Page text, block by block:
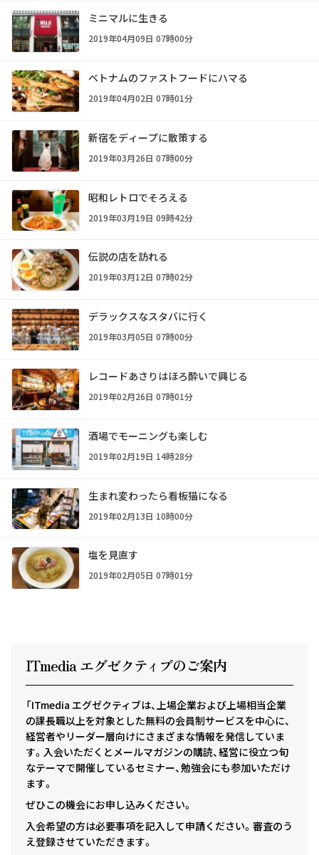
ミニマルに生きる
2019年04月09日 07時00分
ベトナムのファストフードにハマる
2019年04月02日 07時01分
新宿をディープに散策する
2019年03月26日 07時00分
昭和レトロでそろえる
2019年03月19日 09時42分
伝説の店を訪れる
2019年03月12日 07時02分
デラックスなスタバに行く
2019年03月05日 07時00分
レコードあさりはほろ酔いで興じる
2019年02月26日 07時01分
酒場でモーニングも楽しむ
2019年02月19日 14時28分
生まれ変わったら看板猫になる
2019年02月13日 10時00分
塩を見直す
2019年02月05日 07時01分
ITmedia エグゼクティ ブのご案内
「ITmedia エグゼクティブは、上場企業および上場相当企業
の課長職以上を対象とした無料の会員制サービスを中心に、
経営者やリーダー層向けにさまざまな情報を発信していま
す。入会いただくとメールマガジンの購読、経営に役立つ旬
なテーマで開催しているセミナー、勉強会にも参加いただけ
ます。
ぜひこの機会にお申し込みください。
入会希望の方は必要事項を記入して申請ください。審査のう
え登録させていただきます。